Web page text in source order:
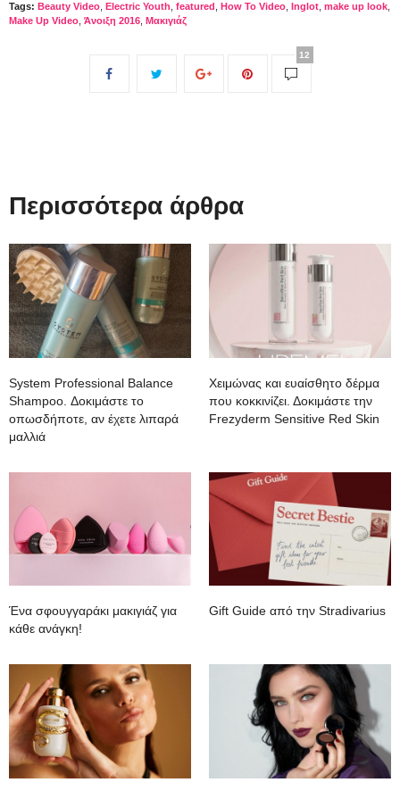
Tags: Beauty Video Electric Youth featured How To Video Inglot make up look
Make Up Video Άνοιξη 2016 Μακιγιάζ
12
Περισσότερα άρθρα
System Professional Balance
Shampoo. Δοκιμάστε το
οπωσδήποτε, αν έχετε λιπαρά
μαλλιά
Χειμώνας και ευαίσθητο δέρμα
που κοκκινίζει. Δοκιμάστε την
Frezyderm Sensitive Red Skin
Ένα σφουγγαράκι μακιγιάζ για
κάθε ανάγκη!
Gift Guide από την Stradivarius